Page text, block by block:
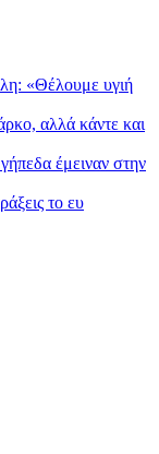
«Θέλουμε υγιή
αλλά κάντε και
έμειναν στην
το ευ